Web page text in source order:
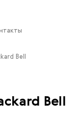
Bell
Bell